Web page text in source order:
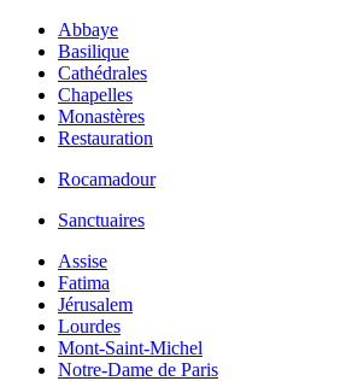
Abbaye
Basilique
Cathédrales
Chapelles
Monastères
Restauration
Rocamadour
Sanctuaires
Assise
Fatima
Jérusalem
Lourdes
Mont-Saint-Michel
Notre-Dame de Paris